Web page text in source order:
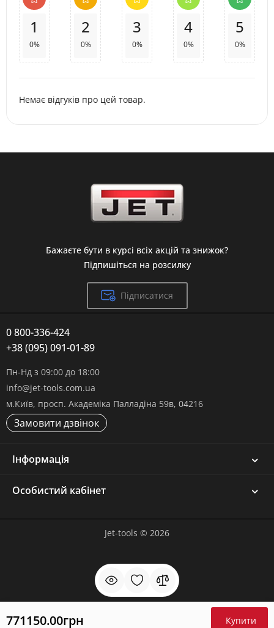
1
0%
2
0%
3
0%
4
0%
5
0%
Немає відгуків про цей товар.
771150.00грн Купити
Бажаєте бути в курсі всіх акцій та знижок?
Підпишіться на розсилку
Підписатися
0 800-336-424
+38 (095) 091-01-89
Пн-Нд з 09:00 до 18:00
info@jet-tools.com.ua
м.Київ, просп. Академіка Палладіна 59в, 04216
Замовити дзвінок
Інформація
Особистий кабінет
Jet-tools © 2026